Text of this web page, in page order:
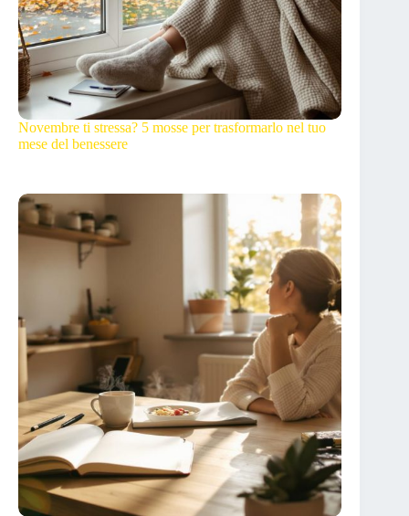
Novembre ti stressa? 5 mosse per trasformarlo nel tuo
mese del benessere